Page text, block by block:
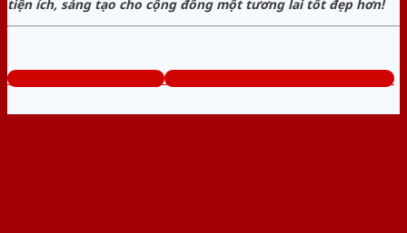
tiện ích, sáng tạo cho cộng đồng một tương lai tốt đẹp hơn!
www.cuagocomposite.org Tổng đài tư vấn miễn phí: 0824.400.400